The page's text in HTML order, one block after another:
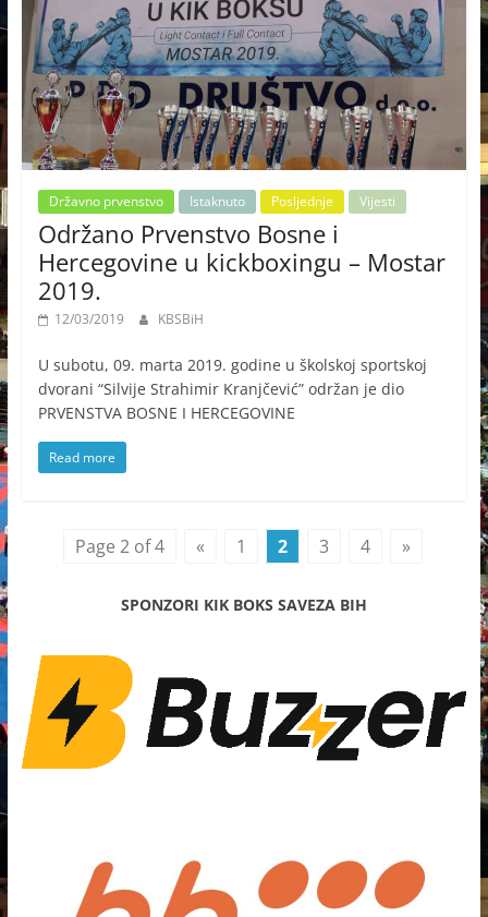
Državno prvenstvo Istaknuto Posljednje Vijesti
Održano Prvenstvo Bosne i
Hercegovine u kickboxingu – Mostar
2019.
12/03/2019 KBSBiH
U subotu, 09. marta 2019. godine u školskoj sportskoj
dvorani “Silvije Strahimir Kranjčević” održan je dio
PRVENSTVA BOSNE I HERCEGOVINE
Read more
Page 2 of 4 « 1 2 3 4 »
SPONZORI KIK BOKS SAVEZA BIH